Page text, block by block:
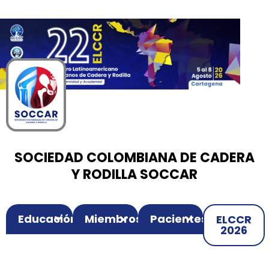
al
contenido
Horas Minutos Segundos
SOCIEDAD COLOMBIANA DE CADERA
Y RODILLA SOCCAR
Educación Miembros Pacientes ELCCR
2026